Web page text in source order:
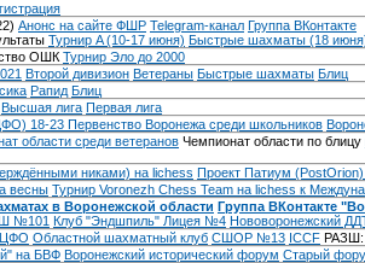
Анонс на сайте ФШР Telegram-канал Группа ВКонтакте
Турнир A (10-17 июня) Быстрые шахматы (18
ОШК Турнир Эло до 2000
Второй дивизион Ветераны Быстрые шахматы Блиц
Рапид Блиц
Высшая лига Первая лига
18-23 Первенство Воронежа среди школьников
области среди ветеранов Чемпионат области по блицу
никами) на lichess Проект Патиум (PostOrion)
весны Турнир Voronezh Chess Team на lichess к
в Воронежской области Группа ВКонтакте
№101 Клуб "Эндшпиль" Лицея №4 Нововоронежский
Областной шахматный клуб СШОР №13 ICCF РАЗШ:
на БВФ Воронежский исторический форум Cтарый